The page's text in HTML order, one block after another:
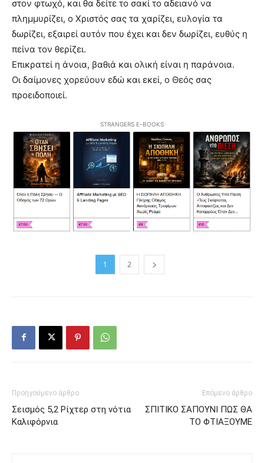
στον φτωχό, και θα δείτε το σακί το αδειανό να
πλημμυρίζει, ο Χριστός σας τα χαρίζει, ευλογία τα
δωρίζει, εξαιρεί αυτόν που έχει και δεν δωρίζει, ευθύς η
πείνα τον θερίζει.
Επικρατεί η άνοια, βαθιά και ολική είναι η παράνοια.
Οι δαίμονες χορεύουν εδώ και εκεί, ο Θεός σας
προειδοποιεί.
STRANGERS E-BOOKS
1 2
Προηγούμενο άρθρο
Σεισμός 5,2 Ρίχτερ στη νότια
Καλιφόρνια
Επόμενο άρθρο
ΣΠΙΤΙΚΟ ΣΑΠΟΥΝΙ ΠΩΣ ΘΑ
ΤΟ ΦΤΙΑΞΟΥΜΕ